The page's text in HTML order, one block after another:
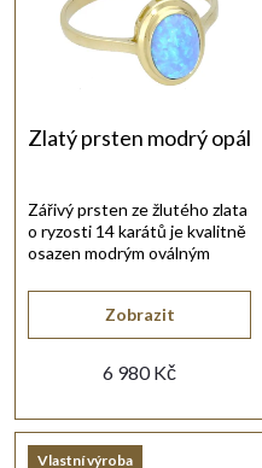
p
r
o
u
Abecedně
Zlatý prsten modrý opál
6 980 Kč
Zobrazit
Zářivý prsten ze žlutého zlata
o ryzosti 14 karátů je kvalitně
osazen modrým oválným
Vlastní výroba